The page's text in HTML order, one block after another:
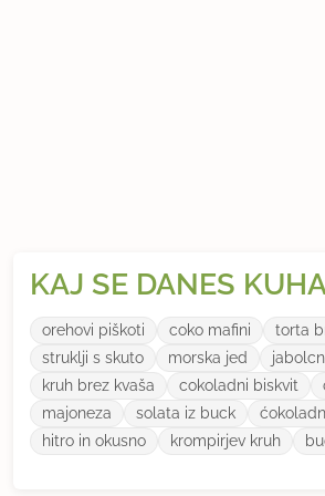
KAJ SE DANES
orehovi piškoti coko mafini
torta
struklji s skuto
morska jed
kruh brez kvaša
cokoladni biskvit
majoneza
solata iz buck
hitro in okusno
krompirjev kruh